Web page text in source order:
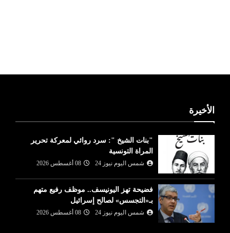
الأخيرة
"بنات الشيخ ": سرد روائي لمعركة تحرير
المراة التونسية
شمس اليوم نيوز 24 08 أغسطس 2026
فضيحة تهز اليونيسف.. موظف رفيع متهم
بـ«التجسس» لصالح إسرائيل
شمس اليوم نيوز 24 08 أغسطس 2026